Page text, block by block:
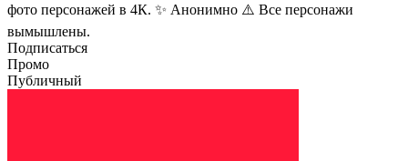
фото персонажей в 4К. ✨ Анонимно ⚠️ Все персонажи
вымышлены.
Подписаться
Промо
Публичный